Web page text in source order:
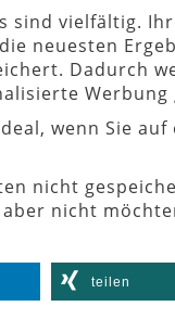
sind vielfältig.
neuesten
Dadurch
Werbung
wenn Sie
nicht
nicht
teilen